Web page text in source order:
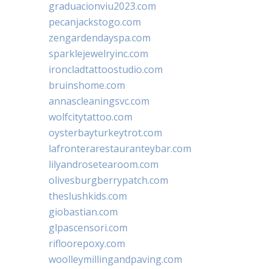
graduacionviu2023.com
pecanjackstogo.com
zengardendayspa.com
sparklejewelryinc.com
ironcladtattoostudio.com
bruinshome.com
annascleaningsvc.com
wolfcitytattoo.com
oysterbayturkeytrot.com
lafronterarestauranteybar.com
lilyandrosetearoom.com
olivesburgberrypatch.com
theslushkids.com
giobastian.com
glpascensori.com
rifloorepoxy.com
woolleymillingandpaving.com